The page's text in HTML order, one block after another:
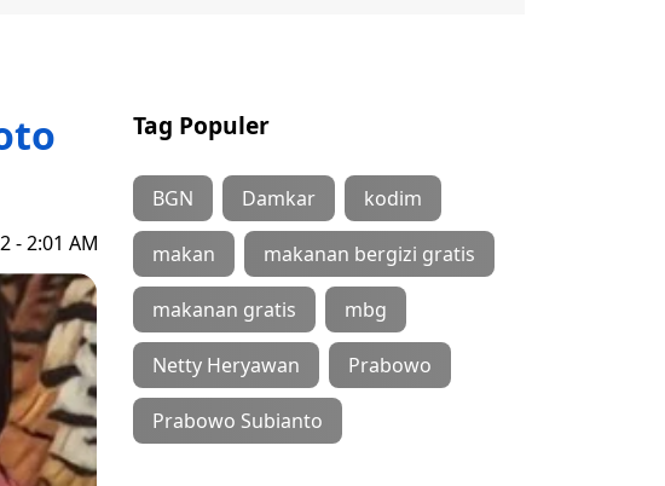
- 2:01 AM
Tag Populer
BGN Damkar kodim
makan makanan bergizi gratis
makanan gratis mbg
Netty Heryawan Prabowo
Prabowo Subianto